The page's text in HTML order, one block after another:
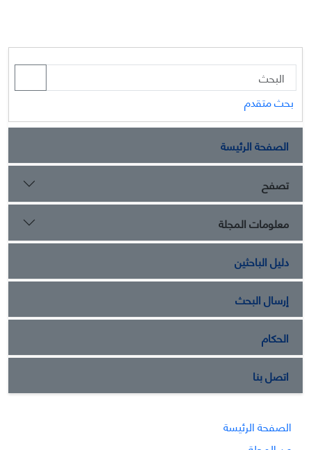
بحث متقدم
الصفحة الرئيسة
تصفح
معلومات المجلة
دليل الباحثين
إرسال البحث
الحكام
اتصل بنا
الصفحة الرئيسة